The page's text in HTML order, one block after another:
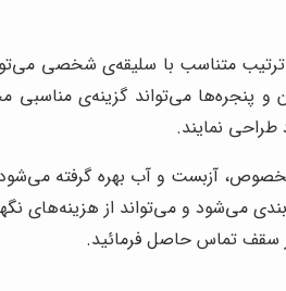
متناسب با سلیقه‌ی شخصی
و پنجره‌ها می‌تواند گزینه‌ی
طراحی نمایند.
آزبست و آب بهره گرفته
می‌شود و می‌تواند از هزینه‌های
سقف تماس حاصل فرمائید.